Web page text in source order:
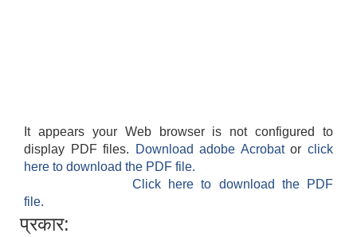
It appears your Web browser is not configured to
display PDF files.
Download adobe Acrobatorclick
here to download the PDF file.
Click here to download the PDF
file.
प्रकार: